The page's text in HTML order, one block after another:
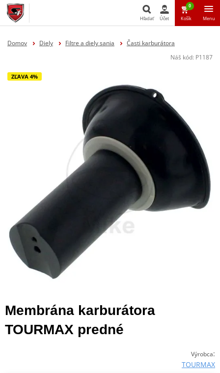
Hľadať Účet
0
Košík Menu
Domov Diely Filtre a diely sania
Časti karburátora
Náš kód: P1187
ZĽAVA 4%
Membrána karburátora
TOURMAX predné
Výrobca:
TOURMAX